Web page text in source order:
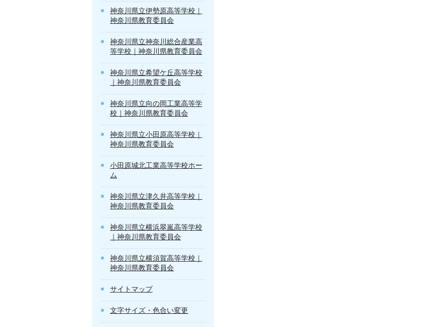
神奈川県立伊勢原高等学校｜
神奈川県教育委員会
神奈川県立神奈川総合産業高
等学校｜神奈川県教育委員会
神奈川県立希望ケ丘高等学校
｜神奈川県教育委員会
神奈川県立向の岡工業高等学
校｜神奈川県教育委員会
神奈川県立小田原高等学校｜
神奈川県教育委員会
小田原城北工業高等学校ホー
ム
神奈川県立津久井高等学校｜
神奈川県教育委員会
神奈川県立横浜翠嵐高等学校
｜神奈川県教育委員会
神奈川県立横須賀高等学校｜
神奈川県教育委員会
サイトマップ
文字サイズ・色合い変更